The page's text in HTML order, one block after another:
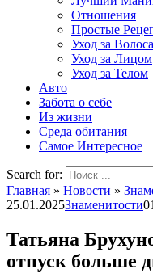
Отношения
Простые
Уход за
Уход за Лицом
Уход за Телом
Авто
Забота о себе
Из жизни
Среда обитания
Самое Интересное
Search for:
Главная » Новости »
25.01.2025Знаменитости0
Татьяна
отпуск больше